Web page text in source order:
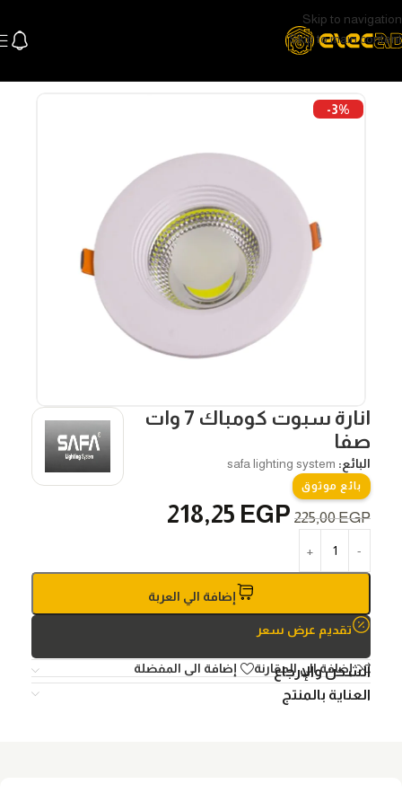
Skip to navigation
Skip to main content
-3%
انارة سبوت كومباك 7 وات
صفا
البائع: safa lighting system
بائع موثوق
225,00EGP
218,25 EGP
إضافة الي العربة
تقديم عرض سعر
إضافة الي المقارنة إضافة الى المفضلة
الشحن والإرجاع
العناية بالمنتج